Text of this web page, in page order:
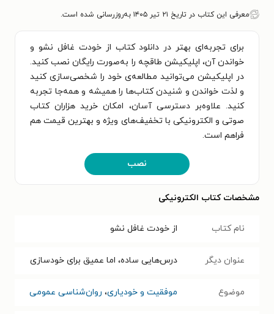
معرفی این کتاب در تاریخ ۲۱ تیر ۱۴۰۵ به‌روزرسانی شده است.
برای تجربه‌ای بهتر در دانلود کتاب از خودت غافل نشو و
خواندن آن، اپلیکیشن طاقچه را به‌صورت رایگان نصب کنید.
در اپلیکیشن می‌توانید مطالعه‌ی خود را شخصی‌سازی کنید
و لذت خواندن و شنیدن کتاب‌ها را همیشه و همه‌جا تجربه
کنید. علاوه‌بر دسترسی آسان، امکان خرید هزاران کتاب
صوتی و الکترونیکی با تخفیف‌های ویژه و بهترین قیمت هم
فراهم است.
نصب
مشخصات کتاب الکترونیکی
نام کتاب از خودت غافل نشو
عنوان دیگر درس‌هایی ساده، اما عمیق برای خودسازی
موضوع موفقیت و خودیاری، روان‌شناسی عمومی